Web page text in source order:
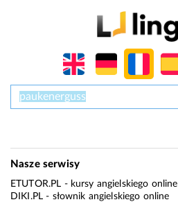
Nasze serwisy
ETUTOR.PL - kursy angielskiego online
DIKI.PL - słownik angielskiego online